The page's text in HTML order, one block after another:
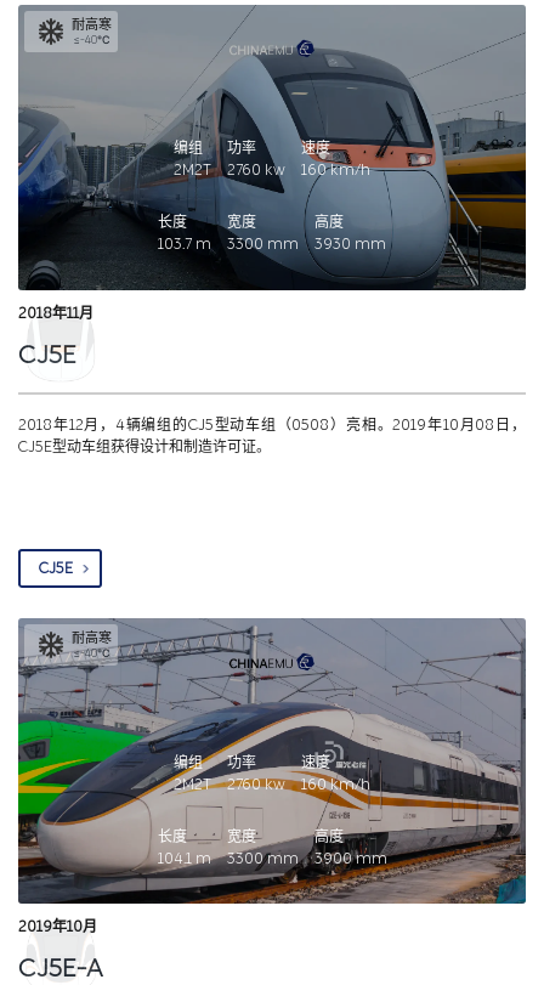
耐高寒
≤-40℃
编组
2M2T
功率
2760 kw
速度
160km/h
长度
103.7 m
宽度
3300 mm
高度
3930 mm
2018年11月
CJ5E
2018年12月，4辆编组的CJ5型动车组（0508）亮相。2019年10月08日，
CJ5E型动车组获得设计和制造许可证。
CJ5E
耐高寒
≤-40℃
编组
2M2T
功率
2760kw
速度
160km/h
长度
104.1 m
宽度
3300mm
高度
3900mm
2019年10月
CJ5E-A